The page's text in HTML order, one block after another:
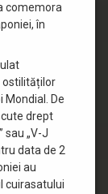
comemora
în
ostilităților
Mondial. De
drept
sau „V-J
data de 2
au
cuirasatului